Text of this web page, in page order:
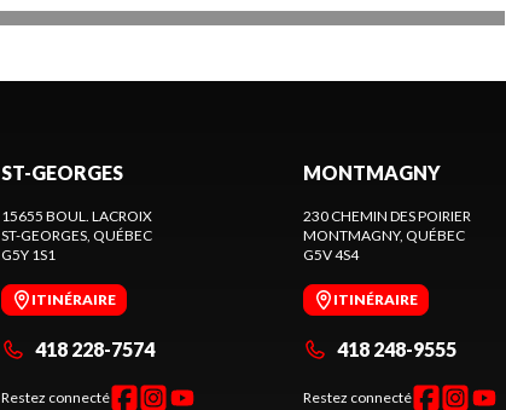
ST-GEORGES
15655 BOUL. LACROIX
ST-GEORGES , QUÉBEC
G5Y 1S1
ITINÉRAIRE
418 228-7574
Restez connecté
MONTMAGNY
230 CHEMIN DES POIRIER
MONTMAGNY, QUÉBEC
G5V 4S4
ITINÉRAIRE
418 248-9555
Restez connecté